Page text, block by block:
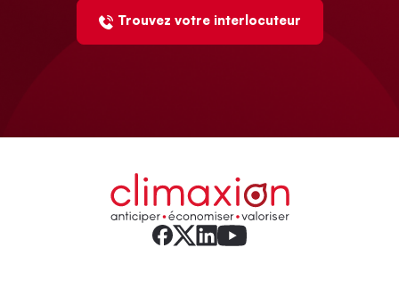
Trouvez votre interlocuteur